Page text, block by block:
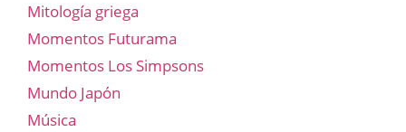
Mitología griega
Momentos Futurama
Momentos Los Simpsons
Mundo Japón
Música